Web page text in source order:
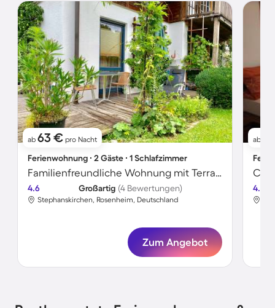
ab 63 € pro Nacht
Ferienwohnung ∙ 2 Gäste ∙ 1 Schlafzimmer
Familienfreundliche Wohnung mit Terrasse, Grill und Garten | Gartenblick
4.6 Großartig (4 Bewertungen)
Stephanskirchen, Rosenheim, Deutschland
Zum Angebot
ab
4.5